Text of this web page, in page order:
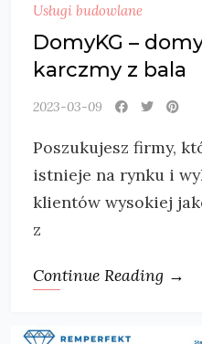
Usługi budowlane
DomyKG –
karczmy z bala
2023-03-09
Poszukujesz firmy,
istnieje na rynku i
klientów wysokiej
z
Continue Reading →